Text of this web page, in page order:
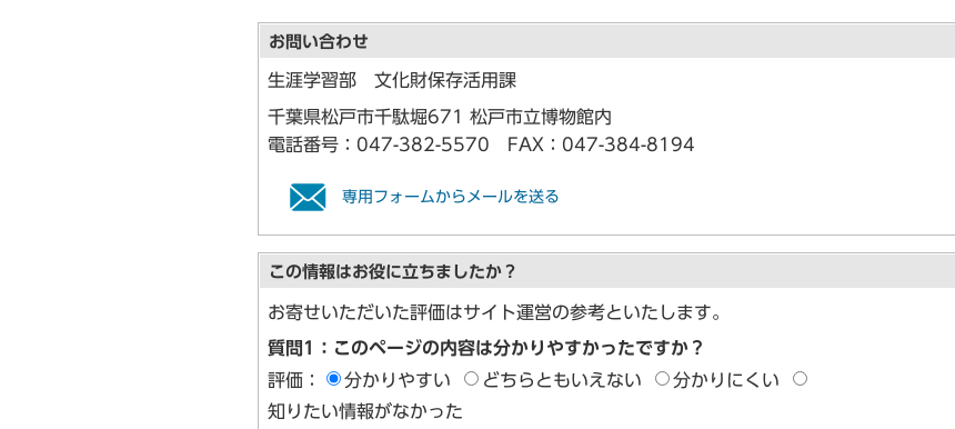
お問い合わせ
生涯学習部 文化財保存活用課
千葉県松戸市千駄堀671 松戸市立博物館内
電話番号： 047-382-5570 FAX：047-384-8194
専用フォームからメールを送る
この情報はお役に立ちましたか？
お寄せいただいた評価はサイト運営の参考といたします。
質問1：このページの内容は分かりやすかったですか？
評価：
分かりやすい どちらともいえない
分かりにくい
知りたい情報がなかった